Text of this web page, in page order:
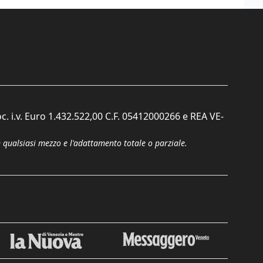
Euro 1.432.522,00 C.F. 05412000266 e REA VE-
mezzo e l'adattamento totale o parziale.